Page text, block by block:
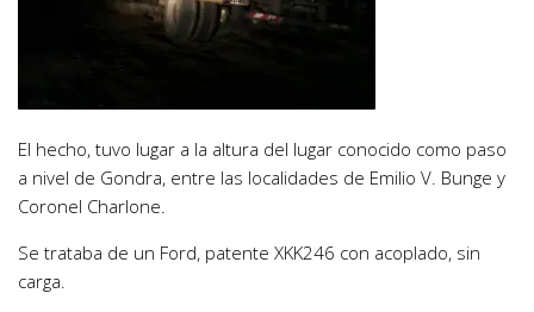
El hecho, tuvo lugar a la altura del lugar conocido como paso
a nivel de Gondra, entre las localidades de Emilio V. Bunge y
Coronel Charlone.
Se trataba de un Ford, patente XKK246 con acoplado, sin
carga.